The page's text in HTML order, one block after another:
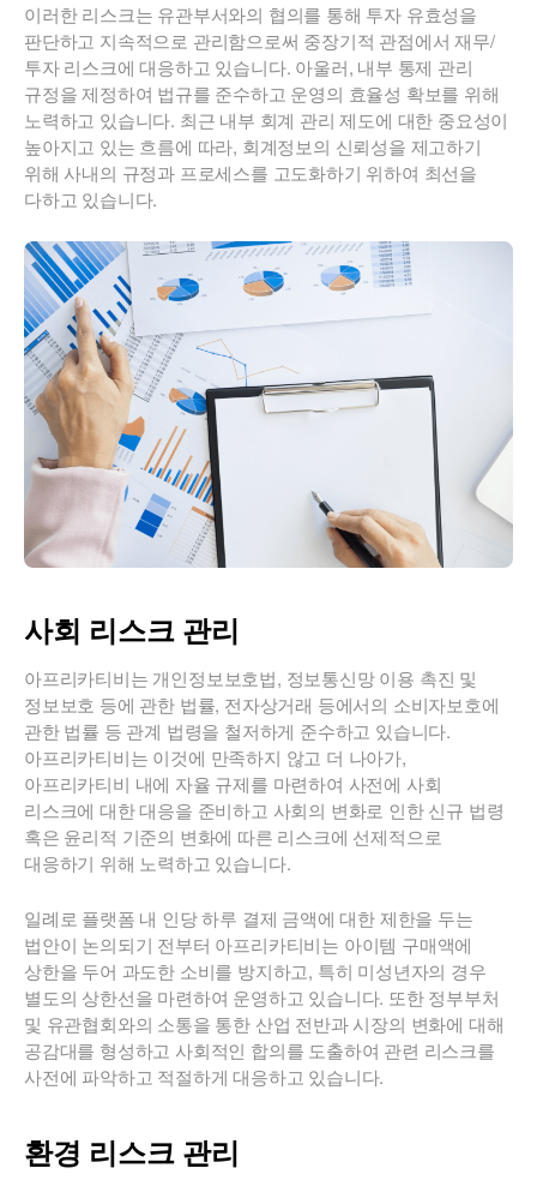
이러한 리스크는 유관부서와의 협의를 통해 투자 유효성을
판단하고 지속적으로 관리함으로써 중장기적 관점에서 재무/
투자 리스크에 대응하고 있습니다. 아울러, 내부 통제 관리
규정을 제정하여 법규를 준수하고 운영의 효율성 확보를 위해
노력하고 있습니다. 최근 내부 회계 관리 제도에 대한 중요성이
높아지고 있는 흐름에 따라, 회계정보의 신뢰성을 제고하기
위해 사내의 규정과 프로세스를 고도화하기 위하여 최선을
다하고 있습니다.
사회 리스크 관리
아프리카티비는 개인정보보호법, 정보통신망 이용 촉진 및
정보보호 등에 관한 법률, 전자상거래 등에서의 소비자보호에
관한 법률 등 관계 법령을 철저하게 준수하고 있습니다.
아프리카티비는 이것에 만족하지 않고 더 나아가,
아프리카티비 내에 자율 규제를 마련하여 사전에 사회
리스크에 대한 대응을 준비하고 사회의 변화로 인한 신규 법령
혹은 윤리적 기준의 변화에 따른 리스크에 선제적으로
대응하기 위해 노력하고 있습니다.
일례로 플랫폼 내 인당 하루 결제 금액에 대한 제한을 두는
법안이 논의되기 전부터 아프리카티비는 아이템 구매액에
상한을 두어 과도한 소비를 방지하고, 특히 미성년자의 경우
별도의 상한선을 마련하여 운영하고 있습니다. 또한 정부부처
및 유관협회와의 소통을 통한 산업 전반과 시장의 변화에 대해
공감대를 형성하고 사회적인 합의를 도출하여 관련 리스크를
사전에 파악하고 적절하게 대응하고 있습니다.
환경 리스크 관리